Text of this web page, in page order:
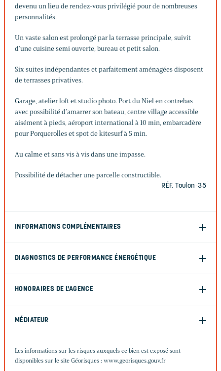
devenu un lieu de rendez-vous privilégié pour de nombreuses
personnalités.
Un vaste salon est prolongé par la terrasse principale, suivit
d’une cuisine semi ouverte, bureau et petit salon.
Six suites indépendantes et parfaitement aménagées disposent
de terrasses privatives.
Garage, atelier loft et studio photo. Port du Niel en contrebas
avec possibilité d’amarrer son bateau, centre village accessible
aisément à pieds, aéroport international à 10 min, embarcadère
pour Porquerolles et spot de kitesurf à 5 min.
Au calme et sans vis à vis dans une impasse.
Possibilité de détacher une parcelle constructible.
RÉF. Toulon-35
INFORMATIONS COMPLÉMENTAIRES
DIAGNOSTICS DE PERFORMANCE ÉNERGÉTIQUE
HONORAIRES DE L'AGENCE
MÉDIATEUR
Les informations sur les risques auxquels ce bien est exposé sont
disponibles sur le site Géorisques : www.georisques.gouv.fr